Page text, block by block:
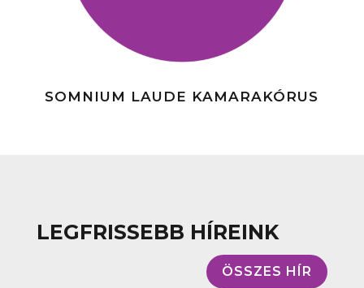
SOMNIUM LAUDE KAMARAKÓRUS
LEGFRISSEBB HÍREINK
ÖSSZES HÍR